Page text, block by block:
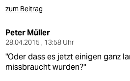
fragen & hilfe
unterstützen
zum Beitrag
Peter Müller
28.04.2015 , 13:58 Uhr
"Oder dass es jetzt einigen ganz
missbraucht wurden?"